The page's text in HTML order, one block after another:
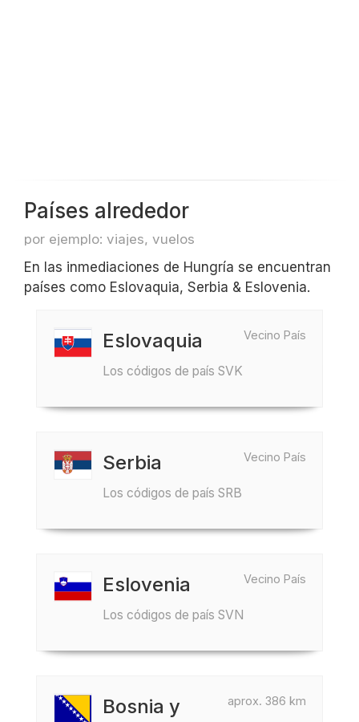
Países alrededor
por ejemplo: viajes, vuelos
En las inmediaciones de Hungría se encuentran
países como Eslovaquia, Serbia & Eslovenia.
Vecino País
Eslovaquia
Los códigos de país SVK
Vecino País
Serbia
Los códigos de país SRB
Vecino País
Eslovenia
Los códigos de país SVN
aprox. 386 km
Bosnia y